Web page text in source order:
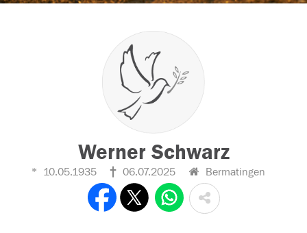
Werner Schwarz
10.05.1935 06.07.2025 Bermatingen